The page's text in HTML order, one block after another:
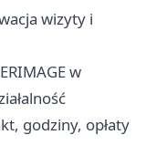
wizyty i
w
godziny, opłaty